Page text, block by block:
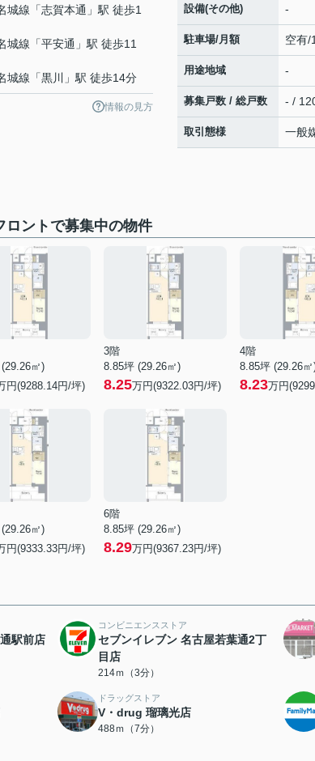
城線 「志賀本通 」駅 徒歩1
城線 「平安通 」駅 徒歩11
城線 「黒川 」駅 徒歩14分
情報の見方
設備(その他) -
駐車場/月額 空有/
用途地域 -
募集戸数 / 総戸数 - /
取引態様 一般
ロントで募集中の物件
㎡)
円(9288.14円/坪)
3階
8.85坪 (29.26㎡)
8.25万円(9322.03円/坪)
4階
8.85坪 (29.26㎡
8.23万円
㎡)
円(9333.33円/坪)
6階
8.85坪 (29.26㎡)
8.29万円(9367.23円/坪)
駅前店
コンビニエンスストア
セブンイレブン 名古屋若葉通2丁
目店
214ｍ（3分）
ドラッグストア
V・drug 瑠璃光店
488ｍ（7分）